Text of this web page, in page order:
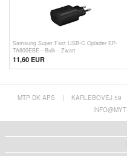
Samsung Super Fast USB-C Oplader EP-
TA800EBE - Bulk - Zwart
11,60 EUR
MTP DK APS | KARLEBOVEJ 59